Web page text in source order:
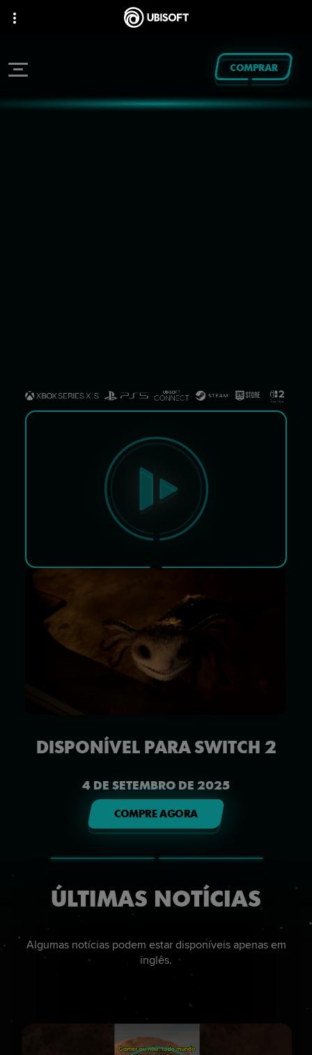
COMPRAR
DISPONÍVEL PARA SWITCH 2
4 DE SETEMBRO DE 2025
COMPRE AGORA
ÚLTIMAS NOTÍCIAS
Algumas notícias podem estar disponíveis apenas em
inglês.